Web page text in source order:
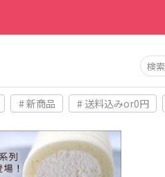
検索
# 新商品 # 送料込みor0円